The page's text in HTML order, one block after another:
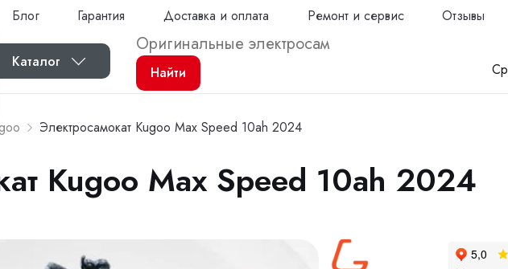
Блог Гарантия Доставка и оплата Ремонт и сервис Отзывы
Каталог
Найти
Электросамокат Kugoo Max Speed 10ah 2024
Kugoo Max Speed 10ah 2024